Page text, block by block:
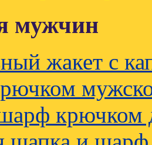
мужчин
жакет с